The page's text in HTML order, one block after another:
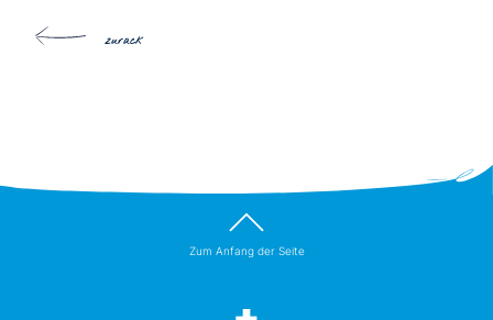
zurück
Zum Anfang der Seite